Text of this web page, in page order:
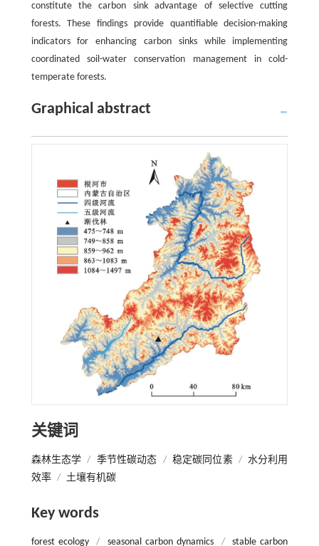
constitute the carbon sink advantage of selective cutting
forests. These findings provide quantifiable decision-making
indicators for enhancing carbon sinks while implementing
coordinated soil-water conservation management in cold-
temperate forests.
Graphical abstract
关键词
森林生态学 / 季节性碳动态 / 稳定碳同位素 / 水分利用
效率 / 土壤有机碳
Key words
forest ecology / seasonal carbon dynamics / stable carbon